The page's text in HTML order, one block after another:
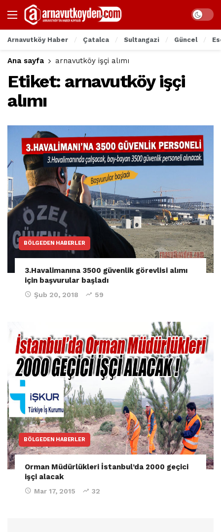
Arnavutköy Haber Çatalca Sultangazi Güncel
Ana sayfa arnavutköy işçi alımı
Etiket: arnavutköy işçi
alımı
BÖLGEDEN HABERLER
3.Havalimanına 3500 güvenlik görevlisi alımı
için başvurular başladı
Şub 20, 2018 59
BÖLGEDEN HABERLER
Orman Müdürlükleri İstanbul’da 2000 geçici
işçi alacak
Mar 17, 2015 32